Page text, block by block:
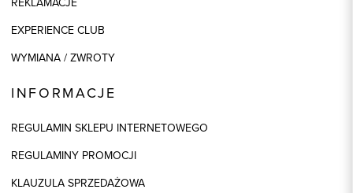
EXPERIENCE CLUB
WYMIANA / ZWROTY
INFORMACJE
REGULAMIN SKLEPU INTERNETOWEGO
REGULAMINY PROMOCJI
KLAUZULA SPRZEDAŻOWA